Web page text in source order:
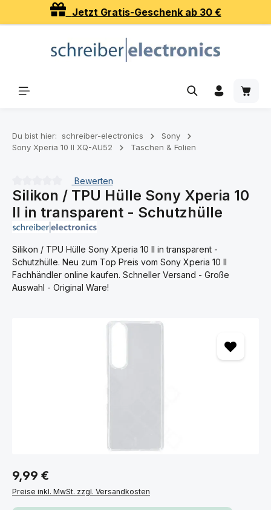
Zum Hauptinhalt springenJetzt Gratis-Geschenk ab 30 €
Du bist hier: schreiber-electronics
Sony
Sony Xperia 10 II XQ-AU52
Taschen & Folien
Durchschnittliche Bewertung von 0 von 5 Sternen
Bewerten
Silikon / TPU Hülle Sony Xperia 10
II in transparent - Schutzhülle
Silikon / TPU Hülle Sony Xperia 10 II in transparent -
Schutzhülle. Neu zum Top Preis vom Sony Xperia 10 II
Fachhändler online kaufen. Schneller Versand - Große
Auswahl - Original Ware!
Bildergalerie überspringen
9,99 €
Preise inkl. MwSt. zzgl. Versandkosten